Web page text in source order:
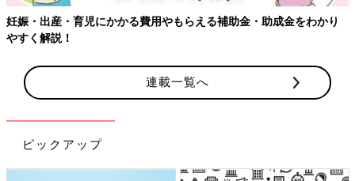
妊娠・出産・育児にかかる費用やもらえる補助金・助成金をわかり
やすく解説！
連載一覧へ
ピックアップ